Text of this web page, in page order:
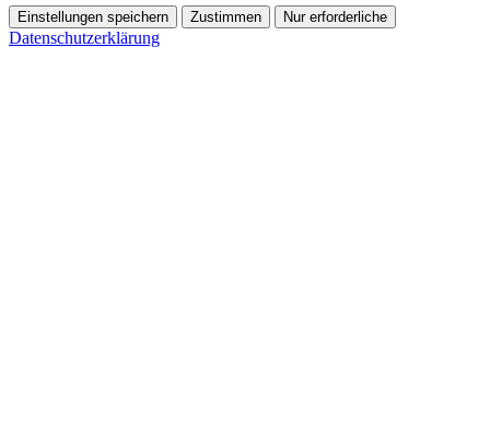
Einstellungen speichern Zustimmen Nur erforderliche
Datenschutzerklärung